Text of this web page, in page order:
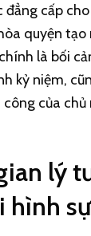
đẳng cấp
quyện
là bối
kỷ niệm,
của chủ
lý
hình